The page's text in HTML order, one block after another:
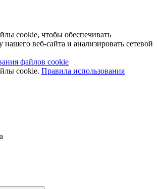
cookie, чтобы обеспечивать
веб-сайта и анализировать сетевой
файлов cookie
cookie. Правила использования